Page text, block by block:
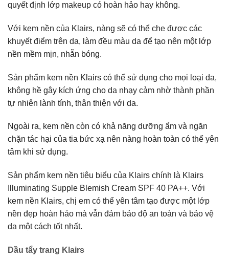
quyết định lớp makeup có hoàn hảo hay không.
Với kem nền của Klairs, nàng sẽ có thể che được các
khuyết điểm trên da, làm đều màu da để tạo nên một lớp
nền mềm mịn, nhẵn bóng.
Sản phẩm kem nền Klairs có thể sử dụng cho mọi loại da,
không hề gây kích ứng cho da nhạy cảm nhờ thành phần
tự nhiên lành tính, thân thiện với da.
Ngoài ra, kem nền còn có khả năng dưỡng ẩm và ngăn
chặn tác hại của tia bức xạ nên nàng hoàn toàn có thể yên
tâm khi sử dụng.
Sản phẩm kem nền tiêu biểu của Klairs chính là Klairs
Illuminating Supple Blemish Cream SPF 40 PA++. Với
kem nền Klairs, chị em có thể yên tâm tạo được một lớp
nền đẹp hoàn hảo mà vẫn đảm bảo độ an toàn và bảo vệ
da một cách tốt nhất.
Dầu tẩy trang Klairs